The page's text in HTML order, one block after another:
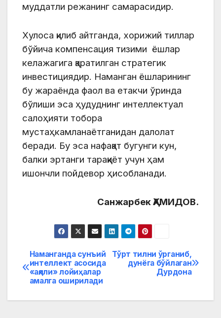
муддатли режанинг самарасидир.
Хулоса қилиб айтганда, хорижий тиллар
бўйича компенсация тизими ёшлар
келажагига қаратилган стратегик
инвестициядир. Наманган ёшларининг
бу жараёнда фаол ва етакчи ўринда
бўлиши эса ҳудуднинг интеллектуал
салоҳияти тобора
мустаҳкамланаётганидан далолат
беради. Бу эса нафақат бугунги кун,
балки эртанги тараққиёт учун ҳам
ишончли пойдевор ҳисобланади.
Санжарбек ҲАМИДОВ.
Post
menyusi
Тўрт тилни ўрганиб,
дунёга бўйлаган
Дурдона
Наманганда сунъий
интеллект асосида
«ақлли» лойиҳалар
амалга оширилади